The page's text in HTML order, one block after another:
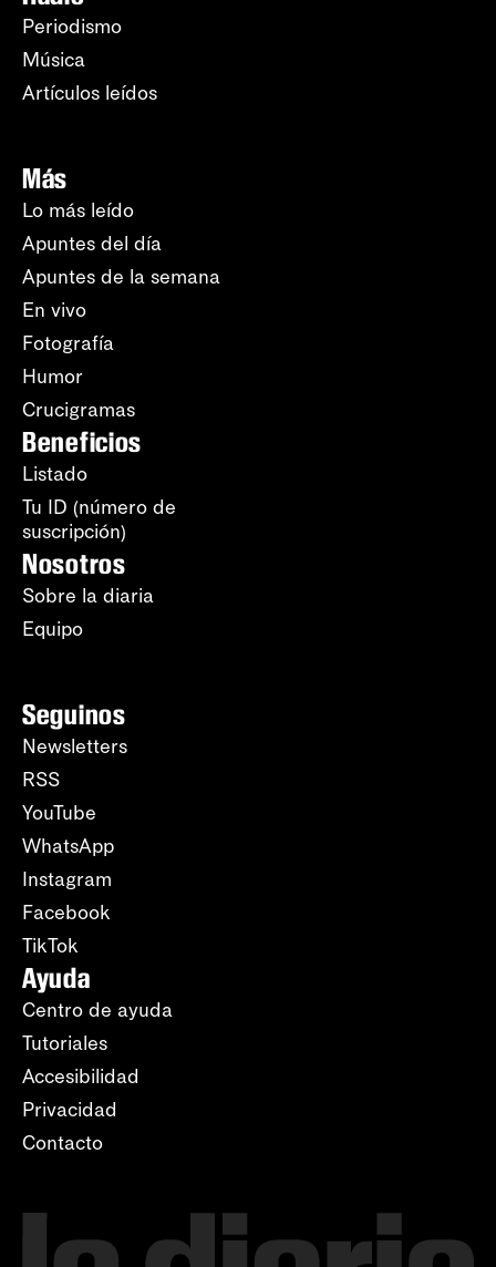
Periodismo
Música
Artículos leídos
Más
Lo más leído
Apuntes del día
Apuntes de la semana
En vivo
Fotografía
Humor
Crucigramas
Beneficios
Listado
Tu ID (número de
suscripción)
Nosotros
Sobre la diaria
Equipo
Seguinos
Newsletters
RSS
YouTube
WhatsApp
Instagram
Facebook
TikTok
Ayuda
Centro de ayuda
Tutoriales
Accesibilidad
Privacidad
Contacto